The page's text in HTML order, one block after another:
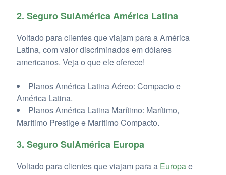
2. Seguro SulAmérica América Latina
Voltado para clientes que viajam para a América
Latina, com valor discriminados em dólares
americanos. Veja o que ele oferece!
Planos América Latina Aéreo: Compacto e
América Latina.
Planos América Latina Marítimo: Marítimo,
Marítimo Prestige e Marítimo Compacto.
3. Seguro SulAmérica Europa
Voltado para clientes que viajam para a Europae